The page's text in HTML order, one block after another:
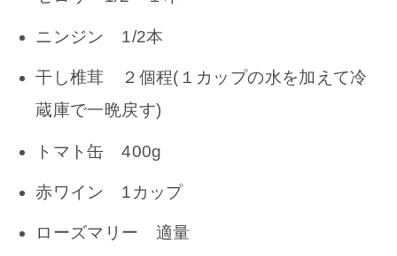
ニンジン 1/2本
干し椎茸 ２個程(１カップの水を加えて冷
蔵庫で一晩戻す)
トマト缶 400g
赤ワイン 1カップ
ローズマリー 適量